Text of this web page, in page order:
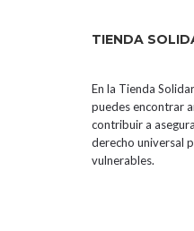
TIENDA
En la Tienda
puedes encontrar
contribuir a
derecho universal
vulnerables.